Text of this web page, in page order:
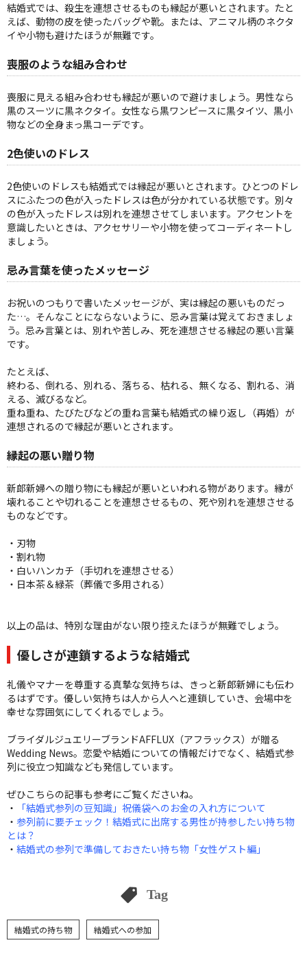
結婚式では、殺生を連想させるものも縁起が悪いとされます。たと
えば、動物の皮を使ったバッグや靴。または、アニマル柄のネクタ
イや小物も避けたほうが無難です。
喪服のような組み合わせ
喪服に見える組み合わせも縁起が悪いので避けましょう。男性なら
黒のスーツに黒ネクタイ。女性なら黒ワンピースに黒タイツ、黒小
物などの全身まっ黒コーデです。
2色使いのドレス
2色使いのドレスも結婚式では縁起が悪いとされます。ひとつのドレ
スにふたつの色が入ったドレスは色が分かれている状態です。別々
の色が入ったドレスは別れを連想させてしまいます。アクセントを
意識したいときは、アクセサリーや小物を使ってコーディネートし
ましょう。
忌み言葉を使ったメッセージ
お祝いのつもりで書いたメッセージが、実は縁起の悪いものだっ
た…。そんなことにならないように、忌み言葉は覚えておきましょ
う。忌み言葉とは、別れや苦しみ、死を連想させる縁起の悪い言葉
です。
たとえば、
終わる、倒れる、別れる、落ちる、枯れる、無くなる、割れる、消
える、滅びるなど。
重ね重ね、たびたびなどの重ね言葉も結婚式の繰り返し（再婚）が
連想されるので縁起が悪いとされます。
縁起の悪い贈り物
新郎新婦への贈り物にも縁起が悪いといわれる物があります。縁が
壊れることや切れることを連想させるもの、死や別れを連想させる
ものなどです。
・刃物
・割れ物
・白いハンカチ（手切れを連想させる）
・日本茶＆緑茶（葬儀で多用される）
以上の品は、特別な理由がない限り控えたほうが無難でしょう。
優しさが連鎖するような結婚式
礼儀やマナーを尊重する真摯な気持ちは、きっと新郎新婦にも伝わ
るはずです。優しい気持ちは人から人へと連鎖していき、会場中を
幸せな雰囲気にしてくれるでしょう。
ブライダルジュエリーブランドAFFLUX（アフラックス）が贈る
Wedding News。恋愛や結婚についての情報だけでなく、結婚式参
列に役立つ知識なども発信しています。
ぜひこちらの記事も参考にご覧くださいね。
・
「結婚式参列の豆知識」祝儀袋へのお金の入れ方について
・ 参列前に要チェック！結婚式に出席する男性が持参したい持ち物
とは？
・ 結婚式の参列で準備しておきたい持ち物「女性ゲスト編」
Tag
結婚式の持ち物 結婚式への参加